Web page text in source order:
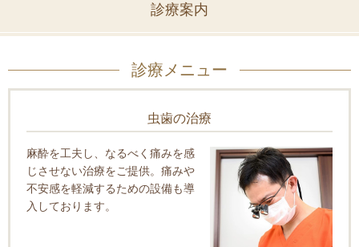
診療案内
診療メニュー
虫歯の治療
麻酔を工夫し、なるべく痛みを感
じさせない治療をご提供。痛みや
不安感を軽減するための設備も導
入しております。